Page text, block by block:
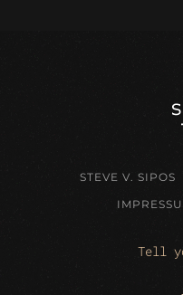
STEVE V. SIPOS
Tell